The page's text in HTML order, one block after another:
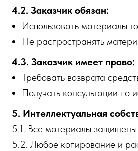
4.2. Заказчик обязан:
Использовать материалы
Не распространять
4.3. Заказчик имеет право:
Требовать возврата
Получать консультации по
5. Интеллектуальная
5.1. Все материалы
5.2. Любое копирование и